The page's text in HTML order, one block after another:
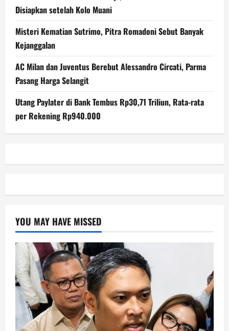
Disiapkan setelah Kolo Muani
Misteri Kematian Sutrimo, Pitra Romadoni Sebut Banyak
Kejanggalan
AC Milan dan Juventus Berebut Alessandro Circati, Parma
Pasang Harga Selangit
Utang Paylater di Bank Tembus Rp30,71 Triliun, Rata-rata
per Rekening Rp940.000
YOU MAY HAVE MISSED